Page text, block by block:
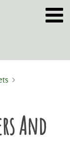
And